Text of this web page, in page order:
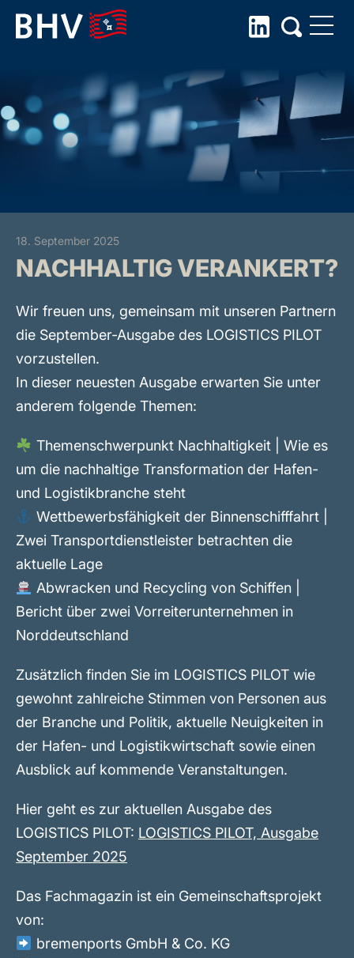
the
content
18. September 2025
NACHHALTIG VERANKERT?
Wir freuen uns, gemeinsam mit unseren Partnern
die September-Ausgabe des LOGISTICS PILOT
vorzustellen.
In dieser neuesten Ausgabe erwarten Sie unter
anderem folgende Themen:
Themenschwerpunkt Nachhaltigkeit | Wie es
um die nachhaltige Transformation der Hafen-
und Logistikbranche steht
Wettbewerbsfähigkeit der Binnenschifffahrt |
Zwei Transportdienstleister betrachten die
aktuelle Lage
Abwracken und Recycling von Schiffen |
Bericht über zwei Vorreiterunternehmen in
Norddeutschland
Zusätzlich finden Sie im LOGISTICS PILOT wie
gewohnt zahlreiche Stimmen von Personen aus
der Branche und Politik, aktuelle Neuigkeiten in
der Hafen- und Logistikwirtschaft sowie einen
Ausblick auf kommende Veranstaltungen.
Hier geht es zur aktuellen Ausgabe des
LOGISTICS PILOT: LOGISTICS PILOT, Ausgabe
September 2025
Das Fachmagazin ist ein Gemeinschaftsprojekt
von:
bremenports GmbH & Co. KG